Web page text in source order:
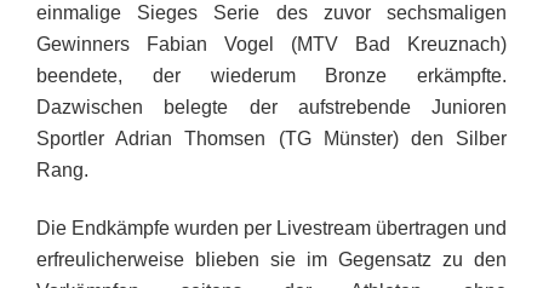
einmalige Sieges Serie des zuvor sechsmaligen
Gewinners Fabian Vogel (MTV Bad Kreuznach)
beendete, der wiederum Bronze erkämpfte.
Dazwischen belegte der aufstrebende Junioren
Sportler Adrian Thomsen (TG Münster) den Silber
Rang.
Die Endkämpfe wurden per Livestream übertragen und
erfreulicherweise blieben sie im Gegensatz zu den